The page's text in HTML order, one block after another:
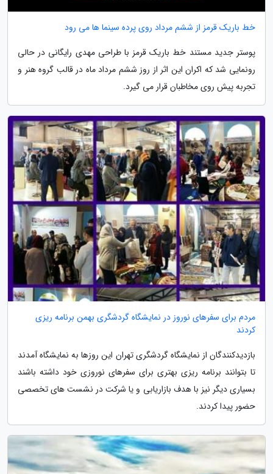
خط باریک قرمز از ششم مرداد روی پرده سینما ها می رود
پوستر جدید مستند خط باریک قرمز با طراحی مهدی رایگانی در حالی
رونمایی شد که اکران این اثر از روز ششم مرداد ماه در قالب گروه هنر و
تجربه پیش روی مخاطبان قرار می گیرد.
مردم برای سفرهای نوروز در نمایشگاه گردشگری بهمن برنامه ریزی
کردند
بازدیدکنندگان از نمایشگاه گردشگری تهران این روزها به نمایشگاه آمدند
تا بتوانند برنامه ریزی بهتری برای سفرهای نوروزی خود داشته باشند
بسیاری دیگر نیز با هدف بازاریابی و یا شرکت در نشست های تخصصی
حضور پیدا کردند.